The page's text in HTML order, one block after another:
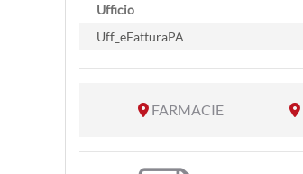
Ufficio
Uff_eFatturaPA
FARMACIE